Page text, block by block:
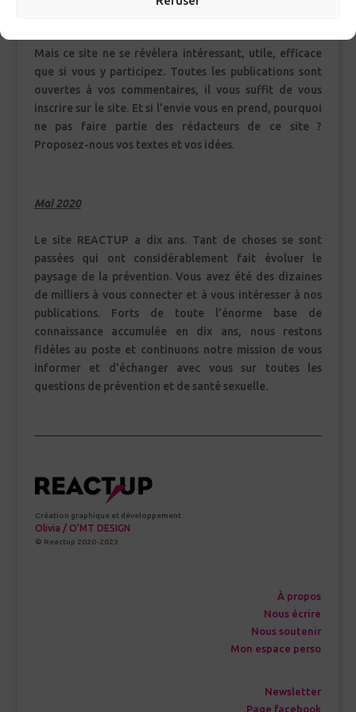
communauté gay, particulièrement concernée par
Mais ce site ne se révèlera intéressant, utile, efficace
que si vous y participez. Toutes les publications sont
ouvertes à vos commentaires, il vous suffit de vous
inscrire sur le site. Et si l’envie vous en prend, pourquoi
ne pas faire partie des rédacteurs de ce site ?
Proposez-nous vos textes et vos idées.
Mai 2020
Le site REACTUP a dix ans. Tant de choses se sont
passées qui ont considérablement fait évoluer le
paysage de la prévention. Vous avez été des dizaines
de milliers à vous connecter et à vous intéresser à nos
publications. Forts de toute l’énorme base de
connaissance accumulée en dix ans, nous restons
fidèles au poste et continuons notre mission de vous
informer et d’échanger avec vous sur toutes les
questions de prévention et de santé sexuelle.
Création graphique et développement :
Olivia / O’MT DESIGN
© Reactup 2020-2023
À propos
Nous écrire
Nous soutenir
Mon espace perso
Newsletter
Page facebook